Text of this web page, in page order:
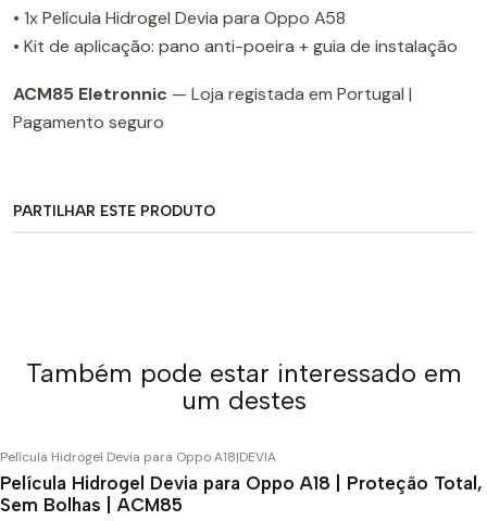
• 1x Película Hidrogel Devia para Oppo A58
• Kit de aplicação: pano anti-poeira + guia de instalação
ACM85 Eletronnic — Loja registada em Portugal |
Pagamento seguro
PARTILHAR ESTE PRODUTO
Também pode estar interessado em
um destes
Película Hidrogel Devia para Oppo A18|DEVIA
Película Hidrogel Devia para Oppo A18 | Proteção Total,
Sem Bolhas | ACM85